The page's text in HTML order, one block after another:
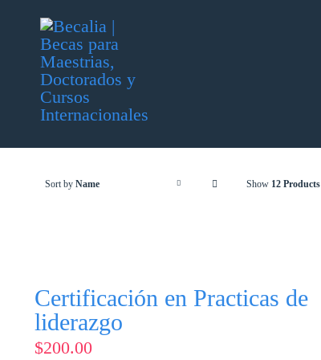
content
Sort by Name Show 12 Products
Certificación en Practicas de
liderazgo
$200.00